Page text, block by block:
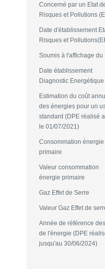
Concerné par un Etat
Risques et Pollutions
Date d'établissement
Risques et
Soumis à l'affichage du
Date établissement
Diagnostic Energétique
Estimation du coût
des énergies pour un
standard (DPE réalisé
le 01/07/2021)
Consommation énergie
primaire
Valeur consommation
énergie primaire
Gaz Effet de Serre
Valeur Gaz Effet de
Année de référence
de l'énergie (DPE
jusqu'au 30/06/2024)